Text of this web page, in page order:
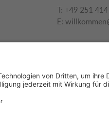
T: +49 251
E: